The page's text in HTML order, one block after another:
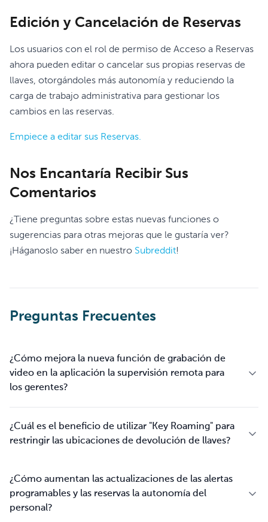
Edición y Cancelación de Reservas
Los usuarios con el rol de permiso de Acceso a Reservas
ahora pueden editar o cancelar sus propias reservas de
llaves, otorgándoles más autonomía y reduciendo la
carga de trabajo administrativa para gestionar los
cambios en las reservas.
Empiece a editar sus Reservas.
Nos Encantaría Recibir Sus
Comentarios
¿Tiene preguntas sobre estas nuevas funciones o
sugerencias para otras mejoras que le gustaría ver?
¡Háganoslo saber en nuestro Subreddit!
Preguntas Frecuentes
¿Cómo mejora la nueva función de grabación de
video en la aplicación la supervisión remota para
los gerentes?
¿Cuál es el beneficio de utilizar "Key Roaming" para
restringir las ubicaciones de devolución de llaves?
¿Cómo aumentan las actualizaciones de las alertas
programables y las reservas la autonomía del
personal?